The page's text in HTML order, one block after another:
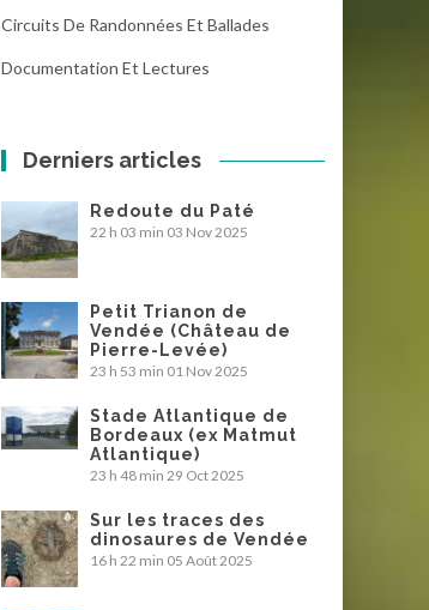
Circuits De Randonnées Et Ballades
Documentation Et Lectures
Derniers articles
Redoute du Paté
22 h 03 min 03 Nov 2025
Petit Trianon de
Vendée (Château de
Pierre-Levée)
23 h 53 min 01 Nov 2025
Stade Atlantique de
Bordeaux (ex Matmut
Atlantique)
23 h 48 min 29 Oct 2025
Sur les traces des
dinosaures de Vendée
16 h 22 min 05 Août 2025